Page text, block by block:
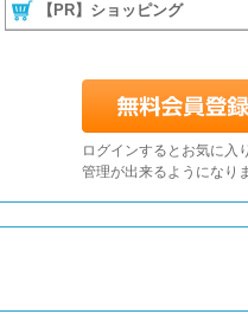
【PR】ショッピング
ログインするとお気に入
管理が出来るようになり